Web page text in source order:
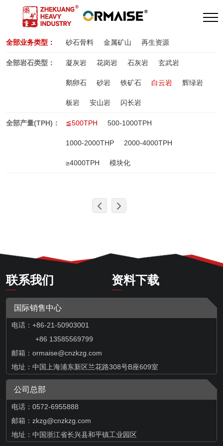
全部业务类型： 砂石骨料 金属矿山 再生资源
全部岩石类型： 凝灰岩 花岗岩 石灰岩 玄武岩
鹅卵石 砂岩 铁矿石 白云岩 辉绿岩
板岩 安山岩 闪长岩
全部产量(TPH)： ≦500TPH 500-1000TPH
1000-2000THP 2000-4000TPH
≥4000TPH 模块化
联系我们 资料下载
国际销售中心
电话：+86-21-50903001
+86 13585569799
邮箱： ormaise@cnzkzg.com
地址：中国上海浦东新区兰花路308号B座609室
公司总部
电话：0572-6955888
邮箱：zkzg@cnzkzg.com
地址：中国浙江省长兴县和平镇工业园区